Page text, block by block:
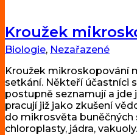
Kroužek
Biologie, Nezařazené
Kroužek mikroskopování
setkání. Někteří účastníci
postupně seznamují a
pracují již jako zkušení
do mikrosvěta
chloroplasty, jádra, vakuoly.